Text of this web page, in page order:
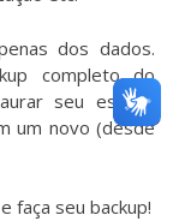
dos dados.
completo do
seu estado
um novo (desde
faça seu backup!